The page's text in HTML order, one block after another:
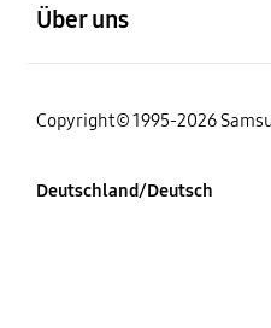
Über uns
Copyright© 1995-2026
Deutschland/Deutsch